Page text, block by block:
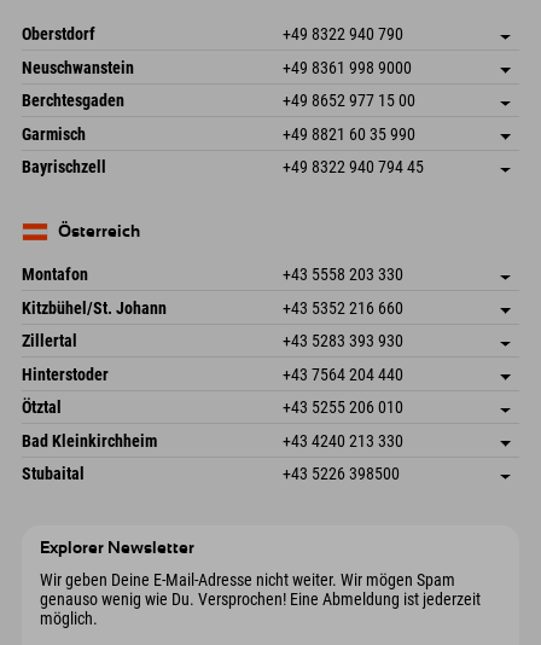
Oberstdorf +49 8322 940 790
An der Breitach 3
87538 Fischen I. Allgäu
Deutschland
Adresse speichern
Anreiseinfos
Buchen
Neuschwanstein +49 8361 998 9000
An der Riese 45
87484 Nesselwang im Allgäu
Deutschland
Adresse speichern
Buchen
Berchtesgaden +49 8652 977 15 00
Hofreitstr. 7
83471 Schönau am Königssee
Deutschland
Adresse speichern
Anreiseinfos
Buchen
Garmisch +49 8821 60 35 990
Frickenstraße 22
82490 Farchant
Adresse speichern
Bayrischzell +49 8322 940 794 45
Deutschland
Österreich
Montafon +43 5558 203 330
Dorfstr. 127b
6793 Gaschurn/Montafon
Österreich
Adresse speichern
Anreiseinfos
Buchen
Kitzbühel/St. Johann +43 5352 216 660
Speckbacherstraße 87
Österreich
Adresse speichern
Buchen
Zillertal +43 5283 393 930
Schmiedau 2
6272 Kaltenbach im Zillertal
Österreich
Adresse speichern
Anreiseinfos
Buchen
Hinterstoder +43 7564 204 440
Freizeitpark 10
Österreich
Adresse speichern
Buchen
Ötztal +43 5255 206 010
Gscheat 14
6441 Umhausen
Österreich
Adresse speichern
Anreiseinfos
Buchen
Bad Kleinkirchheim +43 4240 213 330
Dorfstraße 24
Adresse speichern
Stubaital +43 5226 398500
Explorer Newsletter
Wir geben Deine E-Mail-Adresse nicht weiter. Wir mögen Spam
genauso wenig wie Du. Versprochen! Eine Abmeldung ist jederzeit
möglich.